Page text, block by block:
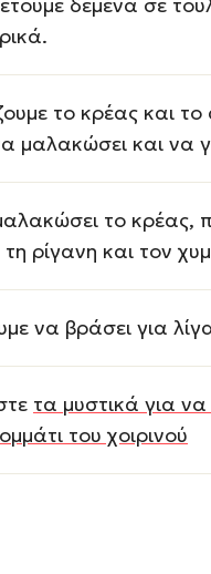
το κρέας και
μαλακώσει και να
το κρέας,
τη ρίγανη και τον
να βράσει για
τα μυστικά για
του χοιρινού